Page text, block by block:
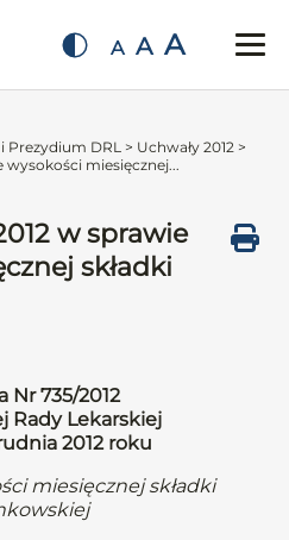
A A A
Prezydium DRL > Uchwały 2012 >
wysokości miesięcznej...
w sprawie
składki
Nr 735/2012
Rady Lekarskiej
2012 roku
miesięcznej składki